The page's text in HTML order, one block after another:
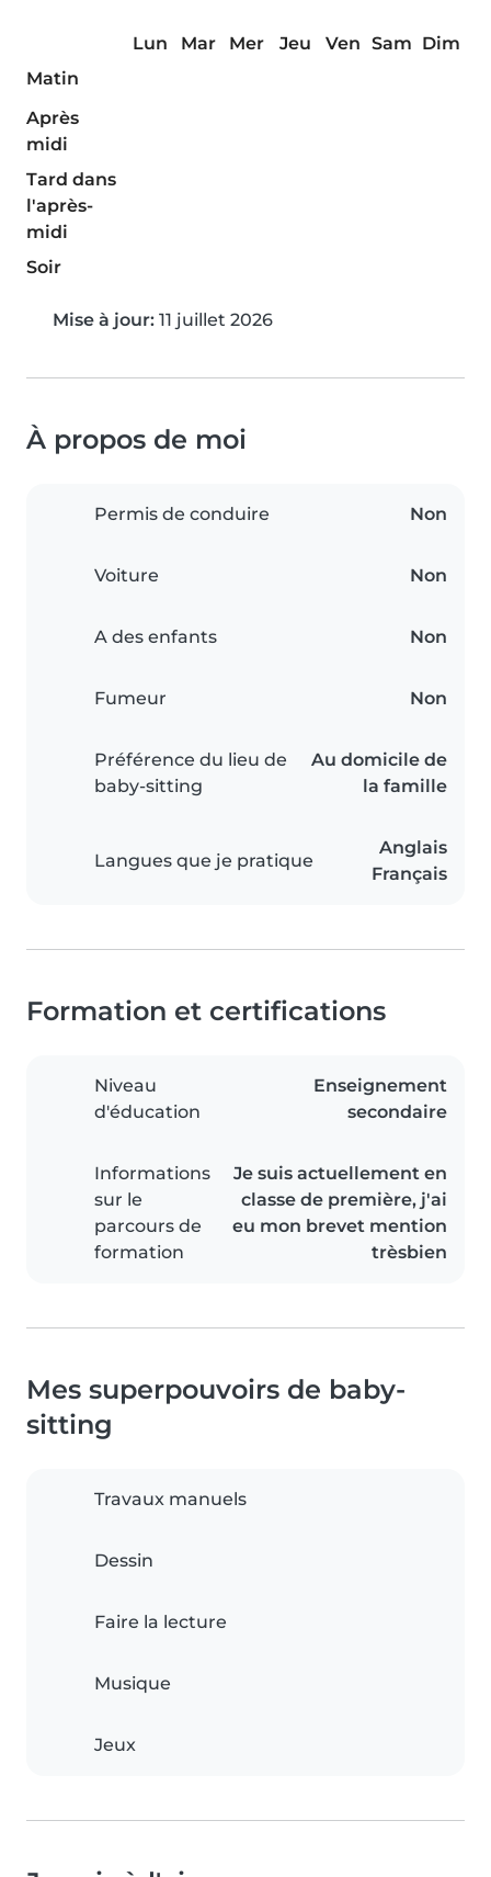
Lun Mar Mer Jeu Ven Sam Dim
Matin
Après
midi
Tard dans
l'après-
midi
Soir
Mise à jour: 11 juillet 2026
À propos de moi
Permis de conduire Non
Voiture Non
A des enfants Non
Fumeur Non
Préférence du lieu de
baby-sitting
Au domicile de
la famille
Langues que je pratique
Anglais
Français
Formation et certifications
Niveau
d'éducation
Enseignement
secondaire
Informations
sur le
parcours de
formation
Je suis actuellement en
classe de première, j'ai
eu mon brevet mention
trèsbien
Mes superpouvoirs de baby-
sitting
Travaux manuels
Dessin
Faire la lecture
Musique
Jeux